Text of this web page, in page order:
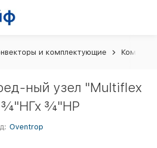
и комплектующие
ный узел "Multiflex
¾"НГх ¾"НР
Oventrop